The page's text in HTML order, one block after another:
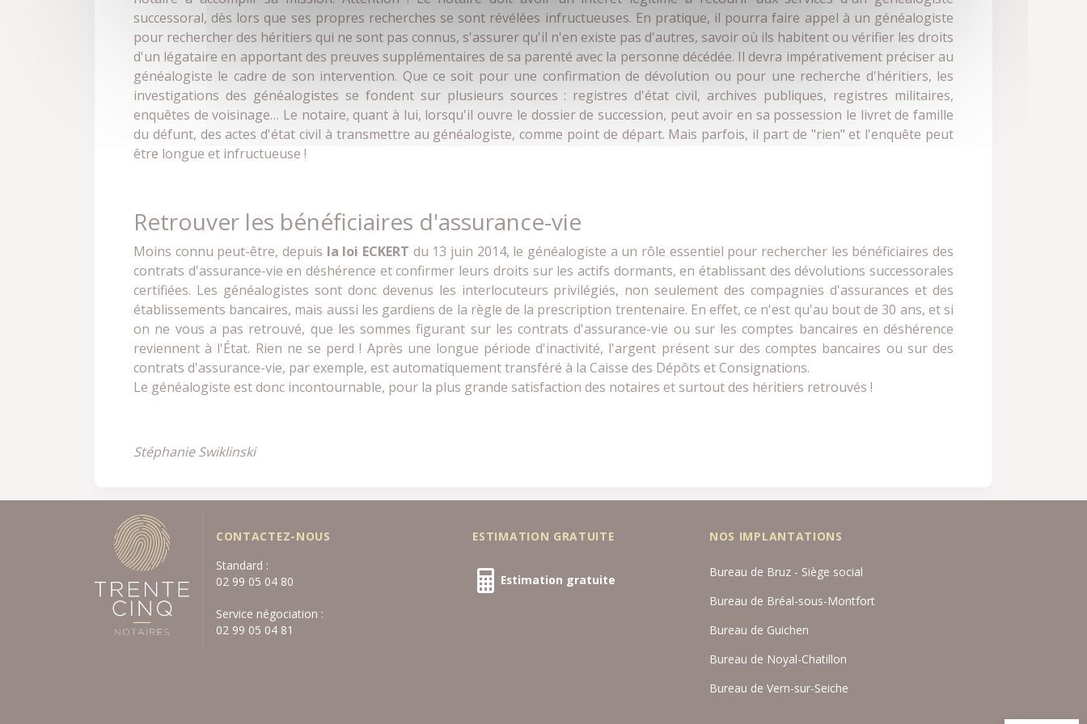
successoral, dès lors que ses propres recherches se sont révélées infructueuses. En pratique, il pourra faire appel à un généalogiste
pour rechercher des héritiers qui ne sont pas connus, s'assurer qu'il n'en existe pas d'autres, savoir où ils habitent ou vérifier les droits
d'un légataire en apportant des preuves supplémentaires de sa parenté avec la personne décédée. Il devra impérativement préciser au
généalogiste le cadre de son intervention. Que ce soit pour une confirmation de dévolution ou pour une recherche d'héritiers, les
investigations des généalogistes se fondent sur plusieurs sources : registres d'état civil, archives publiques, registres militaires,
enquêtes de voisinage… Le notaire, quant à lui, lorsqu'il ouvre le dossier de succession, peut avoir en sa possession le livret de famille
du défunt, des actes d'état civil à transmettre au généalogiste, comme point de départ. Mais parfois, il part de "rien" et l'enquête peut
être longue et infructueuse !
Retrouver les bénéficiaires d'assurance-vie
Moins connu peut-être, depuis la loi ECKERT du 13 juin 2014, le généalogiste a un rôle essentiel pour rechercher les bénéficiaires des
contrats d'assurance-vie en déshérence et confirmer leurs droits sur les actifs dormants, en établissant des dévolutions successorales
certifiées. Les généalogistes sont donc devenus les interlocuteurs privilégiés, non seulement des compagnies d'assurances et des
établissements bancaires, mais aussi les gardiens de la règle de la prescription trentenaire. En effet, ce n'est qu'au bout de 30 ans, et si
on ne vous a pas retrouvé, que les sommes figurant sur les contrats d'assurance-vie ou sur les comptes bancaires en déshérence
reviennent à l'État. Rien ne se perd ! Après une longue période d'inactivité, l'argent présent sur des comptes bancaires ou sur des
contrats d'assurance-vie, par exemple, est automatiquement transféré à la Caisse des Dépôts et Consignations.
Le généalogiste est donc incontournable, pour la plus grande satisfaction des notaires et surtout des héritiers retrouvés !
Stéphanie Swiklinski
CONTACTEZ-NOUS
Standard :
02 99 05 04 80
Service négociation :
02 99 05 04 81
ESTIMATION GRATUITE
Estimation gratuite
NOS IMPLANTATIONS
Bureau de Bruz - Siège social
Bureau de Bréal-sous-Montfort
Bureau de Guichen
Bureau de Noyal-Chatillon
Bureau de Vern-sur-Seiche